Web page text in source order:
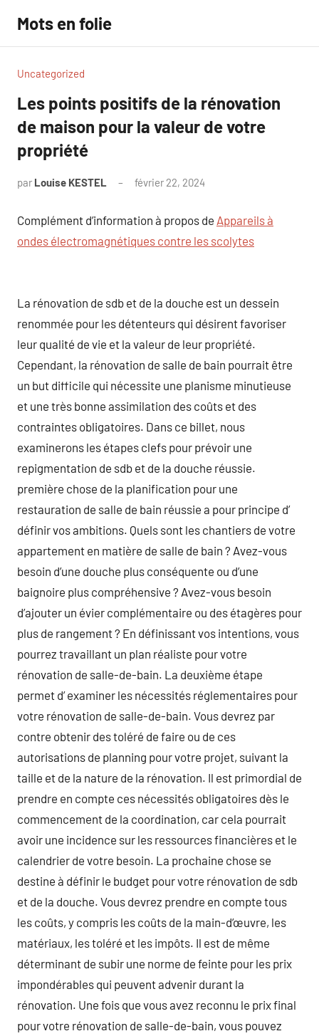
contenu
Mots en folie
Uncategorized
Les points positifs de la rénovation
de maison pour la valeur de votre
propriété
par Louise KESTEL février 22, 2024
Complément d’information à propos de Appareils à
ondes électromagnétiques contre les scolytes
La rénovation de sdb et de la douche est un dessein
renommée pour les détenteurs qui désirent favoriser
leur qualité de vie et la valeur de leur propriété.
Cependant, la rénovation de salle de bain pourrait être
un but difficile qui nécessite une planisme minutieuse
et une très bonne assimilation des coûts et des
contraintes obligatoires. Dans ce billet, nous
examinerons les étapes clefs pour prévoir une
repigmentation de sdb et de la douche réussie.
première chose de la planification pour une
restauration de salle de bain réussie a pour principe d’
définir vos ambitions. Quels sont les chantiers de votre
appartement en matière de salle de bain ? Avez-vous
besoin d’une douche plus conséquente ou d’une
baignoire plus compréhensive ? Avez-vous besoin
d’ajouter un évier complémentaire ou des étagères pour
plus de rangement ? En définissant vos intentions, vous
pourrez travaillant un plan réaliste pour votre
rénovation de salle-de-bain. La deuxième étape
permet d’ examiner les nécessités réglementaires pour
votre rénovation de salle-de-bain. Vous devrez par
contre obtenir des toléré de faire ou de ces
autorisations de planning pour votre projet, suivant la
taille et de la nature de la rénovation. Il est primordial de
prendre en compte ces nécessités obligatoires dès le
commencement de la coordination, car cela pourrait
avoir une incidence sur les ressources financières et le
calendrier de votre besoin. La prochaine chose se
destine à définir le budget pour votre rénovation de sdb
et de la douche. Vous devrez prendre en compte tous
les coûts, y compris les coûts de la main-d’œuvre, les
matériaux, les toléré et les impôts. Il est de même
déterminant de subir une norme de feinte pour les prix
impondérables qui peuvent advenir durant la
rénovation. Une fois que vous avez reconnu le prix final
pour votre rénovation de salle-de-bain, vous pouvez